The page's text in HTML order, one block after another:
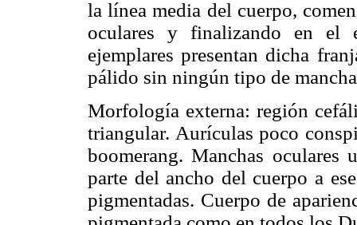
la línea media del cuerpo,
oculares y finalizando en el
ejemplares presentan dicha
pálido sin ningún tipo de
Morfología externa: región
triangular. Aurículas poco
boomerang. Manchas oculares
parte del ancho del cuerpo a
pigmentadas. Cuerpo de